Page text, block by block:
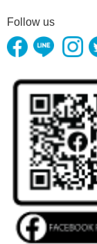
Follow us